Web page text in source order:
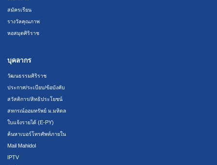
สมัครเรียน
รางวัลคุณภาพ
หอสมุดศิริราช
บุคลากร
วัฒนธรรมศิริราช
ประกาศ/ระเบียบ/ข้อบังคับ
สวัสดิการ/สิทธิประโยชน์
สหกรณ์ออมทรัพย์ ม.มหิดล
ใบแจ้งรายได้ (E-PY)
ค้นหาเบอร์โทรศัพท์ภายใน
Mail Mahidol
IPTV